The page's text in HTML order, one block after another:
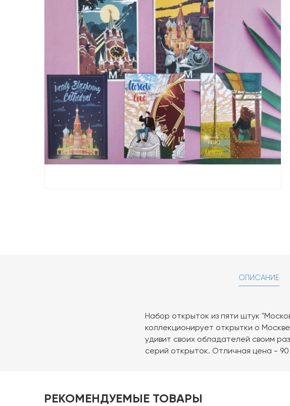
ОПИСАНИЕ
Набор открыток из пяти штук
коллекционирует открытки о
удивит своих обладателей своим
серий открыток. Отличная цена - 90
РЕКОМЕНДУЕМЫЕ ТОВАРЫ